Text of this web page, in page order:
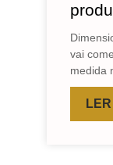
vai
medida